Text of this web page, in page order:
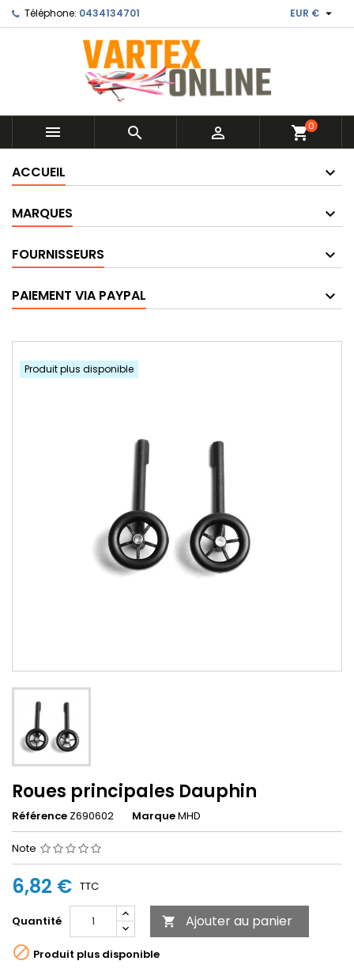
Téléphone: 0434134701 EUR € 
   shopping_cart0
ACCUEIL
MARQUES
FOURNISSEURS
PAIEMENT VIA PAYPAL
Produit plus disponible
Roues principales Dauphin
Référence Z690602 MarqueMHD
Note
6,82 € TTC
Quantité  Ajouter au panier
 Produit plus disponible